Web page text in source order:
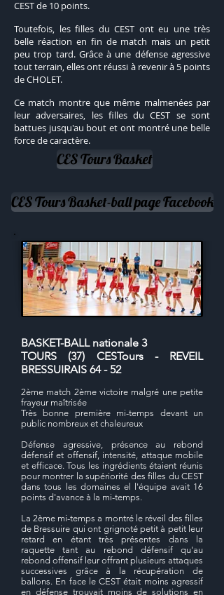
CEST de 10 points.
Toutefois, les filles du CEST ont eu une très
belle réaction en fin de match mais un petit
peu trop tard. Grâce à une défense agressive
tout terrain, elles ont réussi à revenir à 5 points
de CHOLET.
Ce match montre que même malmenées par
leur adversaires, les filles du CEST se sont
battues jusqu'au bout et ont montré une belle
force de caractère.
CES Tours Basket
CES Tours Basket-ball page Facebook
BASKET-BALL nationale 3
TOURS (37) CESTours - REVEIL
BRESSUIRAIS 64 - 52
2ème match 2ème victoire malgré une petite
frayeur maîtrisée
Très bonne première mi-temps devant un
public nombreux et chaleureux
Défense agressive, présence au rebond
défensif et offensif, intensité, attaque mobile
et efficace. Tous les ingrédients étaient réunis
pour montrer la supériorité des filles du CEST
dans tous les domaines el l'équipe avait 16
points d'avance à la mi-temps.
La 2ème mi-temps a montré le réveil des filles
de Bressuire qui ont grignoté petit à petit leur
retard en étant très présentes dans la
raquette tant au rebond défensif qu'au
rebond offensif leur offrant plusieurs attaques
successives grâce à la récupération de
ballons. En face le CEST était moins agressif
en défense trouvait moins de solutions en